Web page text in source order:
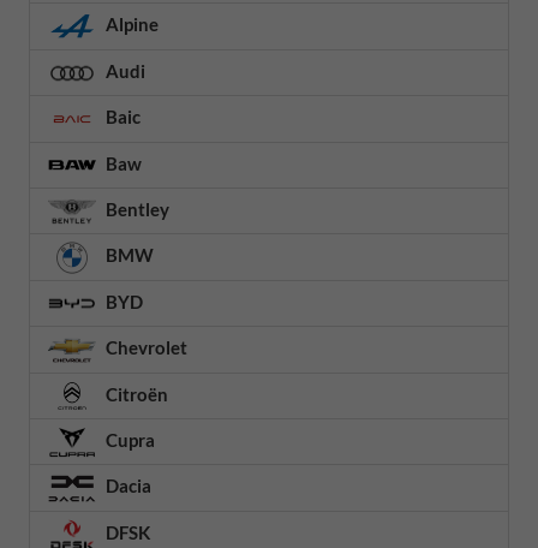
Alpine
Audi
Baic
Baw
Bentley
BMW
BYD
Chevrolet
Citroën
Cupra
Dacia
DFSK